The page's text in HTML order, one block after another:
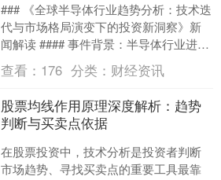
### 《全球半导体行业趋势分析：技术迭
代与市场格局演变下的投资新洞察》新
闻解读 #### 事件背景：半导体行业进
入"技术-市场"双轮驱动新周期 2023年第
三....
查看： 176 分类： 财经资讯
股票均线作用原理深度解析：趋势
判断与买卖点依据
在股票投资中，技术分析是投资者判断
市场趋势、寻找买卖点的重要工具最靠